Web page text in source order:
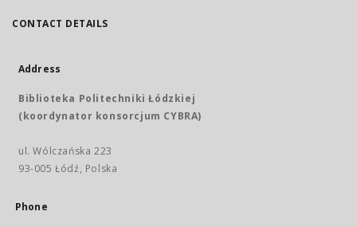
CONTACT DETAILS
Address
Biblioteka Politechniki Łódzkiej
(koordynator konsorcjum CYBRA)
ul. Wólczańska 223
93-005 Łódź, Polska
Phone